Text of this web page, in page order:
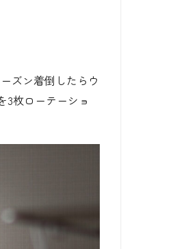
ズン着倒したらウ
3枚ローテーショ